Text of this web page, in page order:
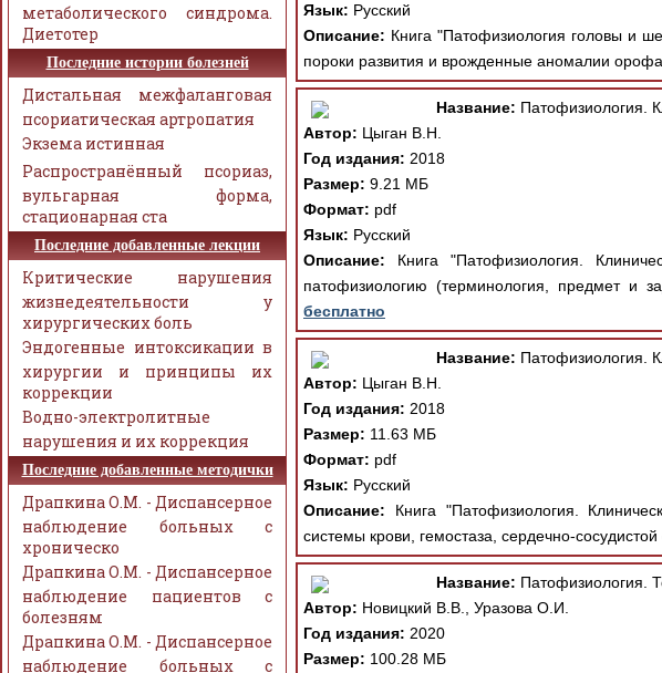
Язык: Русский
Описание: Книга "Патофизиология головы и
пороки развития и врожденные аномалии
Название: Патофизиология.
Автор: Цыган В.Н.
Год издания: 2018
Размер: 9.21 МБ
Формат: pdf
Язык: Русский
Описание: Книга "Патофизиология.
патофизиологию (терминология, предмет и
бесплатно
Название: Патофизиология.
Автор: Цыган В.Н.
Год издания: 2018
Размер: 11.63 МБ
Формат: pdf
Язык: Русский
Описание: Книга "Патофизиология.
системы крови, гемостаза, сердечно-
Название: Патофизиология.
Автор: Новицкий В.В., Уразова О.И.
Год издания: 2020
Размер: 100.28 МБ
метаболического синдрома.
Диетотер
Последние истории болезней
Дистальная межфаланговая
псориатическая артропатия
Экзема истинная
Распространённый псориаз,
вульгарная форма,
стационарная ста
Последние добавленные лекции
Критические нарушения
жизнедеятельности у
хирургических боль
Эндогенные интоксикации в
хирургии и принципы их
коррекции
Водно-электролитные
нарушения и их коррекция
Последние добавленные методички
Драпкина О.М. - Диспансерное
наблюдение больных с
хроническо
Драпкина О.М. - Диспансерное
наблюдение пациентов с
болезням
Драпкина О.М. - Диспансерное
наблюдение больных с